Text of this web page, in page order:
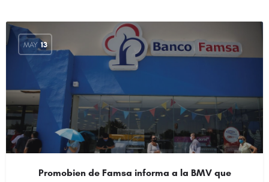
MAY 13
Promobien de Famsa informa a la BMV que